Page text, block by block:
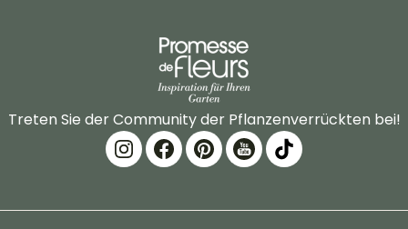
Treten Sie der Community der Pflanzenverrückten bei!